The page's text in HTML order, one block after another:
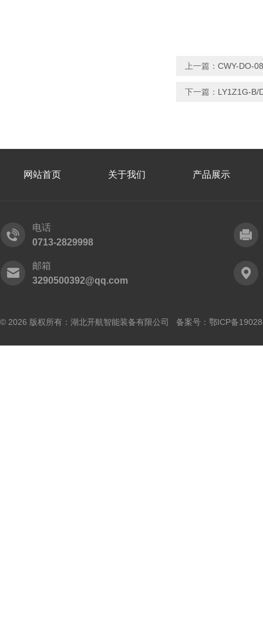
上一篇： CWY-DO-
下一篇： LY1Z1G-B/
网站首页 关于我们 产品展示
电话
0713-2829998
邮箱
3290500392@qq.com
© 2026 版权所有：湖北开航智能装备有限公司 备案号： 鄂ICP备